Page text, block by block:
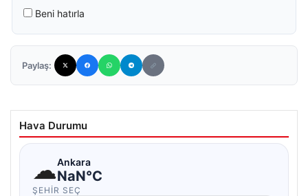
Beni hatırla
Paylaş:
Hava Durumu
☁Ankara
NaN°C
ŞEHIR SEÇ